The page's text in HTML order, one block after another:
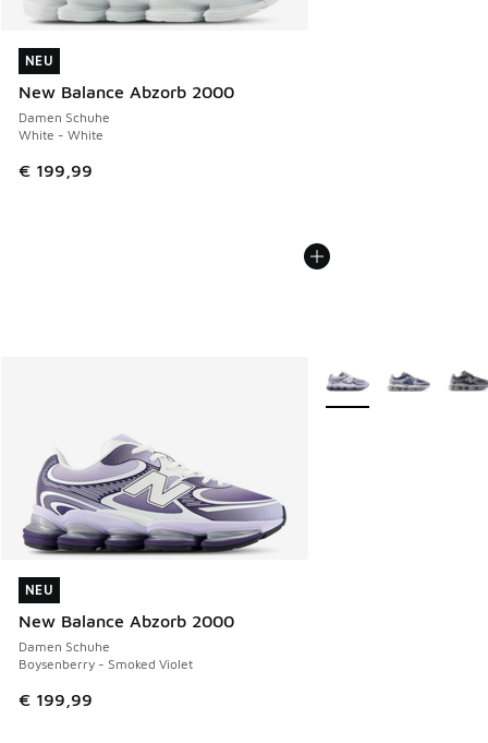
NEU
New Balance Abzorb 2000
Damen Schuhe
White - White
€ 199,99
NEU
NEU
New Balance Abzorb 2000
Damen Schuhe
Boysenberry - Smoked Violet
€ 199,99
NEU
Weitere Farben